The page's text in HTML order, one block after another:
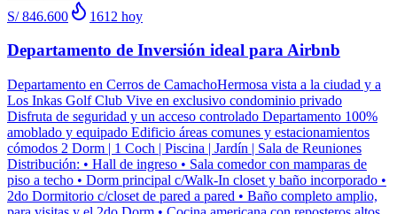
S/ 846.600 1612 hoy
Departamento de Inversión ideal para Airbnb
Departamento en Cerros de CamachoHermosa vista a la ciudad y a
Los Inkas Golf Club Vive en exclusivo condominio privado
Disfruta de seguridad y un acceso controlado Departamento 100%
amoblado y equipado Edificio áreas comunes y estacionamientos
cómodos 2 Dorm | 1 Coch | Piscina | Jardín | Sala de Reuniones
Distribución: • Hall de ingreso • Sala comedor con mamparas de
piso a techo • Dorm principal c/Walk-In closet y baño incorporado •
2do Dormitorio c/closet de pared a pared • Baño completo amplio,